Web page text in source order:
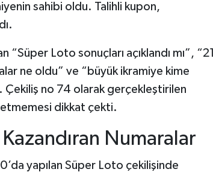
sahibi oldu. Talihli kupon,
Loto sonuçları açıklandı mı”, “21
ne oldu” ve “büyük ikramiye kime
Çekiliş no 74 olarak gerçekleştirilen
dikkat çekti.
Numaralar
yapılan Süper Loto çekilişinde